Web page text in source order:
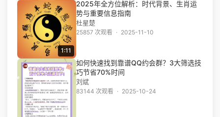
1:11
2025年全方位解析：时代背景、生肖运
势与重要信息指南
杜星楚
25857 次观看 · 2025-11-10
如何快速找到靠谱QQ约会群？3大筛选技
巧节省70%时间
刘斌
83144 次观看 · 2025-10-24